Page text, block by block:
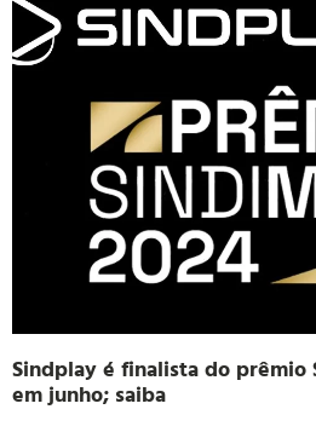
Sindplay é finalista do prêmio
em junho; saiba